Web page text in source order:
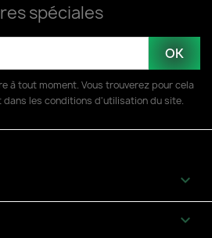
spéciales
à tout moment. Vous trouverez pour cela
les conditions d'utilisation du site.

